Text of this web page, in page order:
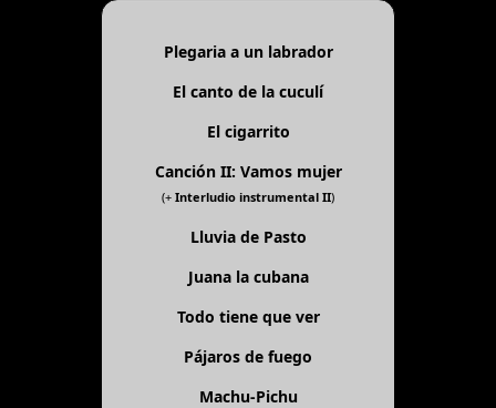
Plegaria a un labrador
El canto de la cuculí
El cigarrito
Canción II: Vamos mujer
(+ Interludio instrumental II)
Lluvia de Pasto
Juana la cubana
Todo tiene que ver
Pájaros de fuego
Machu-Pichu